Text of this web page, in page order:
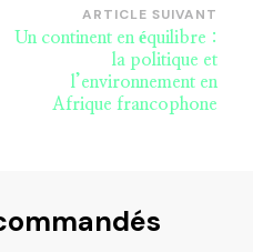
ARTICLE SUIVANT
Un continent en équilibre :
la politique et
l’environnement en
Afrique francophone